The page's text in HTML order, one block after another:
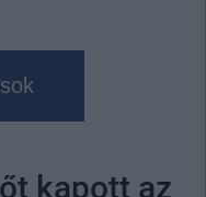
kapott az